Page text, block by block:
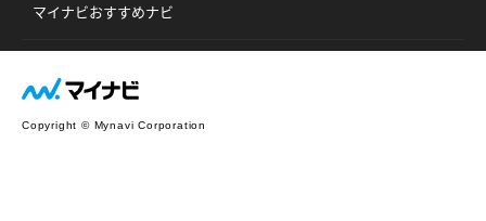
マイナビおすすめナビ
Copyright © Mynavi Corporation